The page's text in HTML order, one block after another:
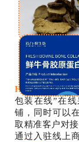
苁蓉
鲜牛骨胶
HNC健康严选
包装在线”在
铺，同时可以
取精准客户对
通过入驻线上